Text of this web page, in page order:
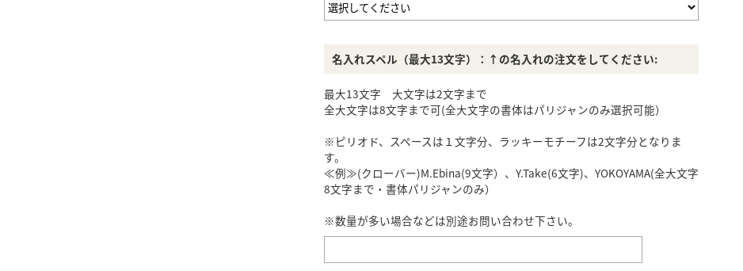
名入れスペル（最大13文字）：↑の名入れの注文をしてください:
最大13文字 大文字は2文字まで
全大文字は8文字まで可(全大文字の書体はパリジャンのみ選択可能）
※ピリオド、スペースは１文字分、ラッキーモチーフは2文字分となりま
す。
≪例≫(クローバー)M.Ebina(9文字）、Y.Take(6文字)、YOKOYAMA(全大文字
8文字まで・書体パリジャンのみ）
※数量が多い場合などは別途お問い合わせ下さい。